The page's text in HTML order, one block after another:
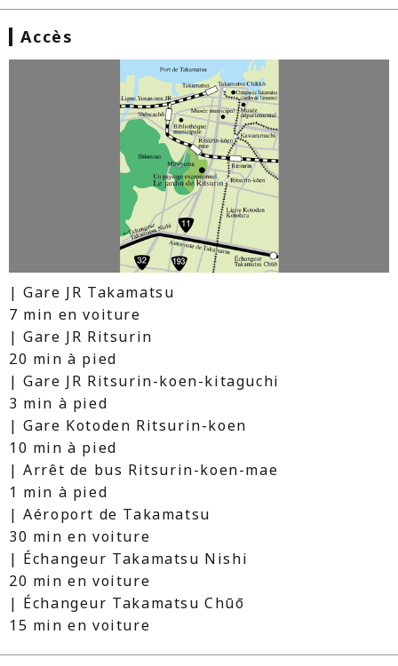
Accès
| Gare JR Takamatsu
7 min en voiture
| Gare JR Ritsurin
20 min à pied
| Gare JR Ritsurin-koen-kitaguchi
3 min à pied
| Gare Kotoden Ritsurin-koen
10 min à pied
| Arrêt de bus Ritsurin-koen-mae
1 min à pied
| Aéroport de Takamatsu
30 min en voiture
| Échangeur Takamatsu Nishi
20 min en voiture
| Échangeur Takamatsu Chūō
15 min en voiture